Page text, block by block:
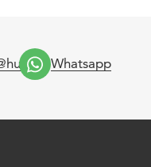
Whatsapp